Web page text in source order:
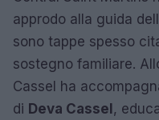
approdo alla guida
sono tappe spesso
sostegno familiare.
Cassel ha
di Deva Cassel,